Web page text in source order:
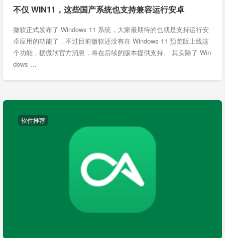
不仅 WIN11，这些国产系统也支持兼容运行安卓
微软正式发布了 Windows 11 系统，大家最期待的也就是支持运行安
卓应用的功能了，不过目前微软还没有在 Windows 11 预览版上线这
个功能，据微软官方消息，将在后续的版本提供支持。 其实除了 Win
dows …
软件推荐